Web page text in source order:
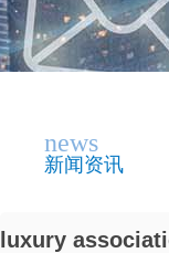
news
新闻资讯
luxury